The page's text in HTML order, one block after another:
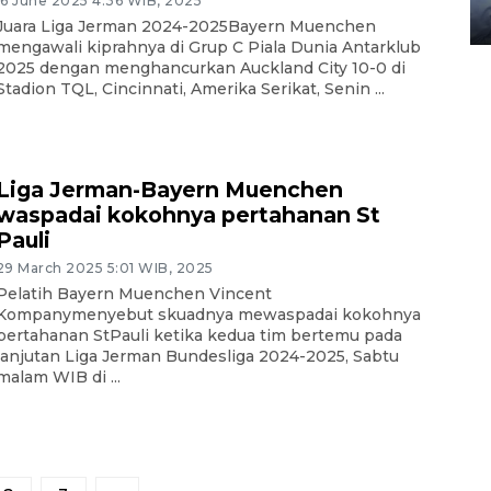
Liga Jerman 2024-2025Bayern Muenchen
kiprahnya di Grup C Piala Dunia Antarklub
dengan menghancurkan Auckland City 10-0 di
TQL, Cincinnati, Amerika Serikat, Senin ...
Jerman-Bayern Muenchen
kokohnya pertahanan St
March 2025 5:01 WIB, 2025
Bayern Muenchen Vincent
skuadnya mewaspadai kokohnya
StPauli ketika kedua tim bertemu pada
Liga Jerman Bundesliga 2024-2025, Sabtu
WIB di ...
08 February 2024 15:30 WIB, 2024